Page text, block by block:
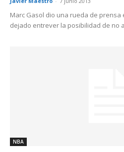
Marc Gasol dio una rueda de prensa
dejado entrever la posibilidad de no
NBA